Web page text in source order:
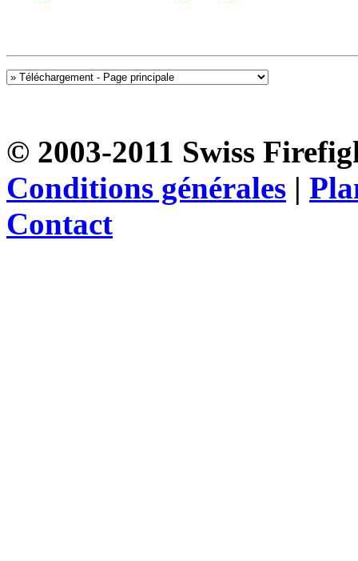
© 2003-2011 Swiss
Conditions générales |
Contact